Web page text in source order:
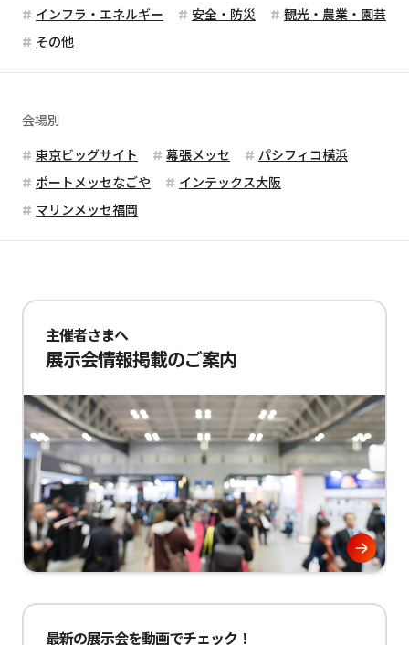
インフラ・エネルギー
安全・防災
観光・農業・園芸
その他
会場別
東京ビッグサイト
幕張メッセ
パシフィコ横浜
ポートメッセなごや
インテックス大阪
マリンメッセ福岡
主催者さまへ
展示会情報掲載のご案内
最新の展示会を動画でチェック！